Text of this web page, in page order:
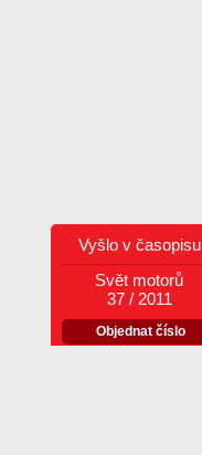
Vyšlo v časopisu
Svět motorů
37 / 2011
Objednat číslo